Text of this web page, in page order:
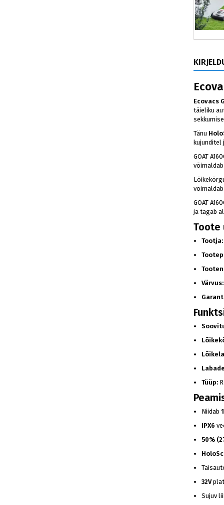
Ecovacs
täieliku
Tänu
kujunditel
GOAT
GOAT
ja tagab
Toote
Tootja:
Värvus:
Tüüp:
Niidab
IPX6
50%
32V
Sujuv